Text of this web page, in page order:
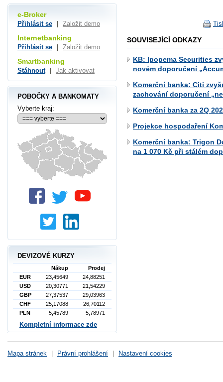
SOUVISEJÍCÍ ODKAZY
KB: Ipopema Securities
novém doporučení
Komerční banka: Citi
zachování doporučení
Komerční banka za 2Q
Projekce hospodaření
Komerční banka: Trigon
na 1 070 Kč při stálém
e-Broker
Přihlásit se Založit demo
Internetbanking
Přihlásit se Založit demo
Smartbanking
Stáhnout Jak aktivovat
POBOČKY A BANKOMATY
Vyberte kraj:
DEVIZOVÉ KURZY
Nákup
Prodej
EUR
23,45649
24,88251
USD
20,30771
21,54229
GBP
27,37537
29,03963
CHF
25,17088
26,70112
PLN
5,45789 5,78971
Kompletní informace zde
Mapa stránek Právní prohlášení Nastavení cookies